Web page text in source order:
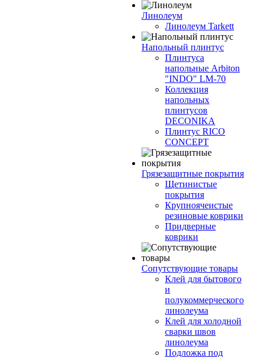
Линолеум
Линолеум Tarkett
Напольный плинтус
Плинтуса
напольные Arbiton
"INDO" LM-70
Коллекция
напольных
плинтусов
DECONIKA
Плинтус RICO
CONCEPT
Грязезащитные покрытия
Щетинистые
покрытия
Крупноячеистые
резиновые коврики
Придверные
коврики
Сопутствующие товары
Клей для бытового
и
полукоммерческого
линолеума
Клей для холодной
сварки швов
линолеума
Подложка под